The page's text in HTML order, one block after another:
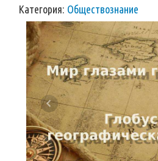
Категория: Обществознание